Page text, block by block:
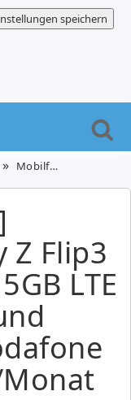
speichern
Mobilfunk
Z Flip3
LTE